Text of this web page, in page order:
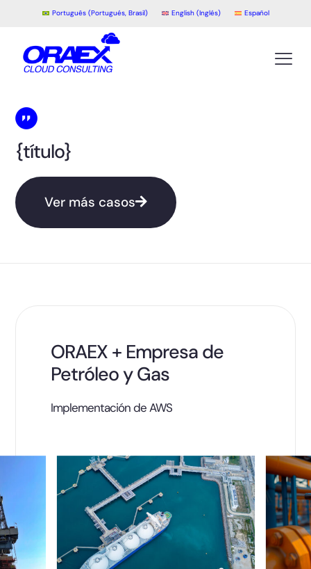
Português(Portugués, Brasil) English(Inglés) Español
{título}
Ver más casos
ORAEX + Empresa de
Petróleo y Gas
Implementación de AWS